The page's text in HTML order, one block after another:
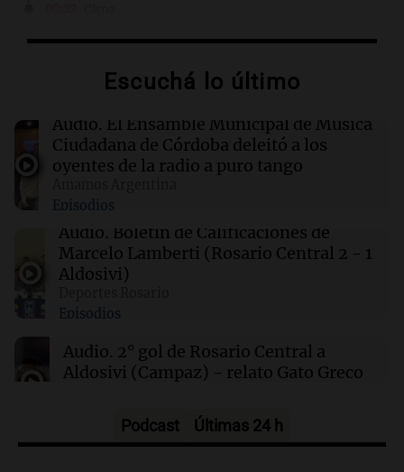
sábado 8 de agosto
Clima en Tucumán: cómo estará el tiempo
este sábado 8 de agosto
Clima en Mendoza: cómo estará el tiempo
este sábado 8 de agosto
00:16 Clima
sábado 8 de agosto
Escuchá lo último
Audio. El Ensamble Municipal de Música
Ciudadana de Córdoba deleitó a los
oyentes de la radio a puro tango
Episodios
Audio. Boletín de Calificaciones de
Marcelo Lamberti (Rosario Central 2 - 1
Aldosivi)
Episodios
Audio. 2° gol de Rosario Central a
Aldosivi (Campaz) - relato Gato Greco
Audio.Nuevo desarrollo urbano y casa
Podcast Últimas 24 h